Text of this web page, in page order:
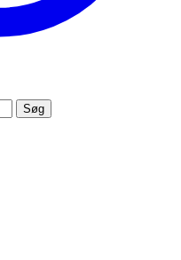
Søg